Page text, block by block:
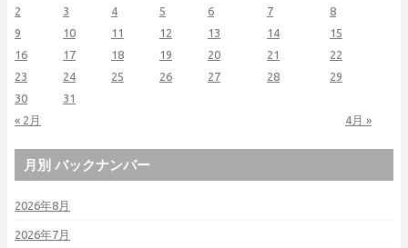
« 2月 4月 »
2
3 4 5 6 7
8
9
10 11 12 13 14
15
16
17 18 19 20 21
22
23
24 25 26 27 28
29
30
31
月別 バックナンバー
2026年8月
2026年7月